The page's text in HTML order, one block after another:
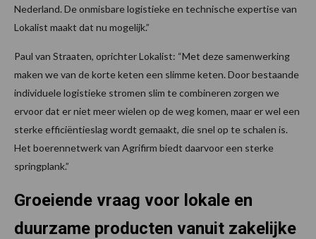
Nederland. De onmisbare logistieke en technische expertise van
Lokalist maakt dat nu mogelijk.”
Paul van Straaten, oprichter Lokalist: “Met deze samenwerking
maken we van de korte keten een slimme keten. Door bestaande
individuele logistieke stromen slim te combineren zorgen we
ervoor dat er niet meer wielen op de weg komen, maar er wel een
sterke efficiëntieslag wordt gemaakt, die snel op te schalen is.
Het boerennetwerk van Agrifirm biedt daarvoor een sterke
springplank.”
Groeiende vraag voor lokale en
duurzame producten vanuit zakelijke